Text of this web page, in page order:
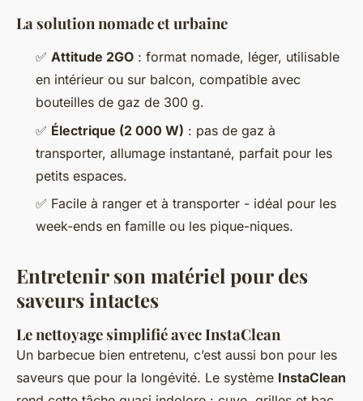
La solution nomade et urbaine
✅ Attitude 2GO : format nomade, léger, utilisable
en intérieur ou sur balcon, compatible avec
bouteilles de gaz de 300 g.
✅ Électrique (2 000 W) : pas de gaz à
transporter, allumage instantané, parfait pour les
petits espaces.
✅ Facile à ranger et à transporter - idéal pour les
week-ends en famille ou les pique-niques.
Entretenir son matériel pour des
saveurs intactes
Le nettoyage simplifié avec InstaClean
Un barbecue bien entretenu, c’est aussi bon pour les
saveurs que pour la longévité. Le système InstaClean